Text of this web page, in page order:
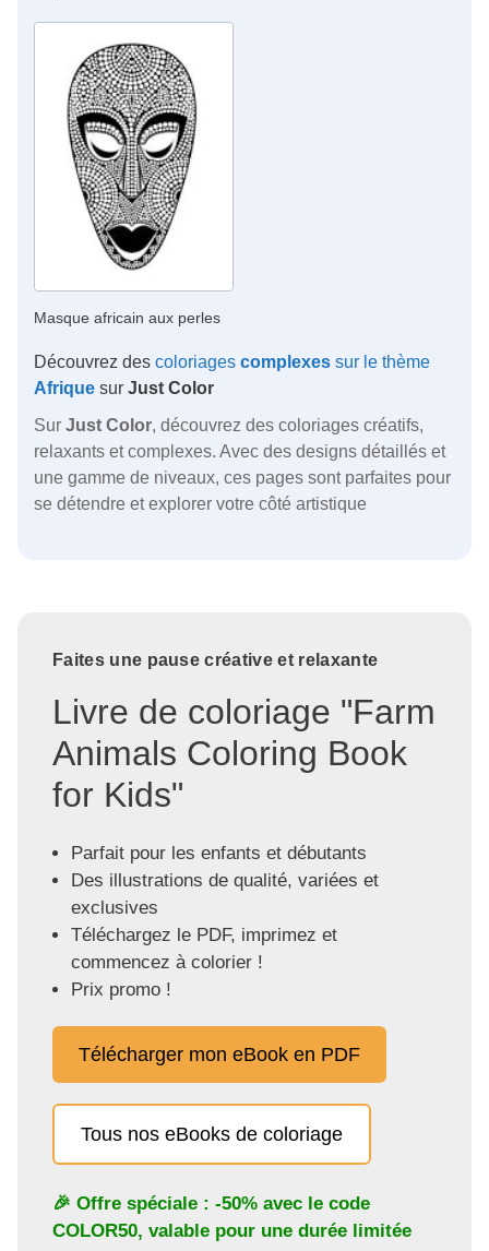
Masque africain aux perles
Découvrez des coloriages complexes sur le thème
Afrique sur Just Color
Sur Just Color, découvrez des coloriages créatifs,
relaxants et complexes. Avec des designs détaillés et
une gamme de niveaux, ces pages sont parfaites pour
se détendre et explorer votre côté artistique
Faites une pause créative et relaxante
Livre de coloriage "Farm
Animals Coloring Book
for Kids"
Parfait pour les enfants et débutants
Des illustrations de qualité, variées et
exclusives
Téléchargez le PDF, imprimez et
commencez à colorier !
Prix promo !
Télécharger mon eBook en PDF
Tous nos eBooks de coloriage
🎉 Offre spéciale : -50% avec le code
COLOR50, valable pour une durée limitée